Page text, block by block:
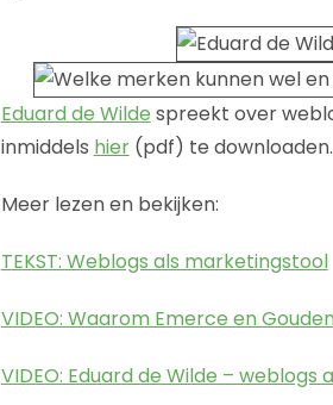
Eduard de Wilde spreekt over
inmiddels hier(pdf) te downloaden.
Meer lezen en bekijken:
TEKST: Weblogs als marketingstool
VIDEO: Waarom Emerce en
VIDEO: Eduard de Wilde – weblogs